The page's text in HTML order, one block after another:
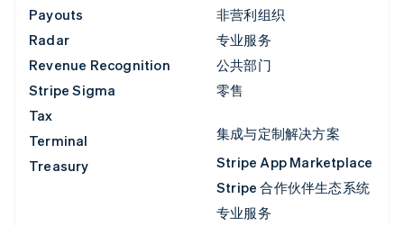
Payouts
Radar
Revenue Recognition
Stripe Sigma
Tax
Terminal
Treasury
非营利组织
专业服务
公共部门
零售
集成与定制解决方案
Stripe App Marketplace
Stripe 合作伙伴生态系统
专业服务